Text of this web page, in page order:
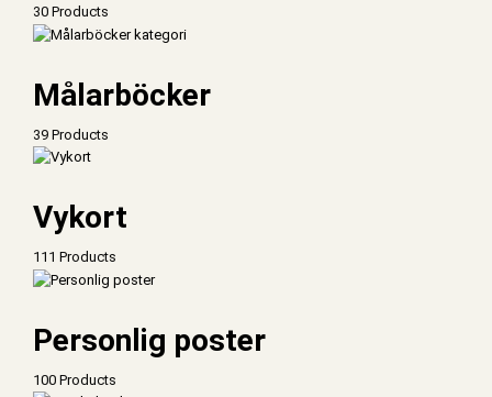
30 Products
Målarböcker
39 Products
Vykort
111 Products
Personlig poster
100 Products